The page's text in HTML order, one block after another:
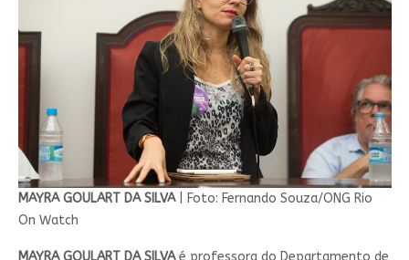
MAYRA GOULART DA SILVA| Foto: Fernando Souza/ONG Rio
On Watch
MAYRA GOULART DA SILVAé professora do Departamento de